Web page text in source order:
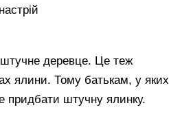
штучне деревце. Це теж
ялини. Тому батькам, у яких
придбати штучну ялинку.